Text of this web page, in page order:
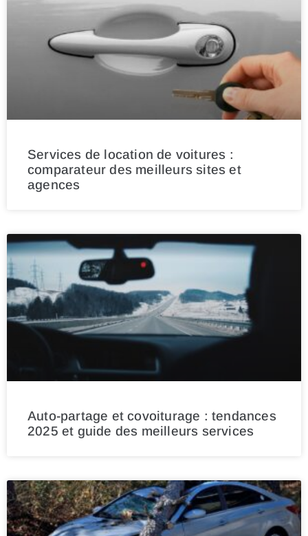
Services de location de voitures :
comparateur des meilleurs sites et
agences
Auto-partage et covoiturage : tendances
2025 et guide des meilleurs services